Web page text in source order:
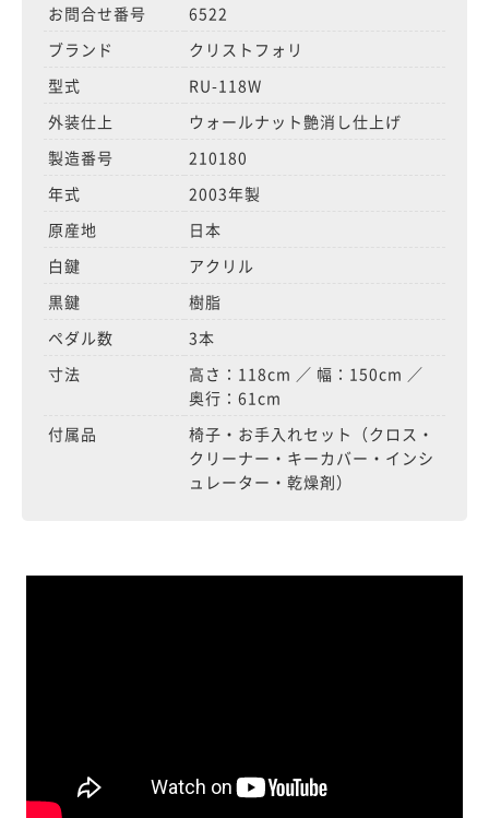
お問合せ番号
6522
ブランド
クリストフォリ
型式
RU-118W
外装仕上
ウォールナット艶消し仕上げ
製造番号
210180
年式
2003年製
原産地
日本
白鍵
アクリル
黒鍵
樹脂
ペダル数
3本
寸法
高さ：118cm ／ 幅：150cm ／
奥行：61cm
付属品
椅子・お手入れセット（クロス・
クリーナー・キーカバー・インシ
ュレーター・乾燥剤）